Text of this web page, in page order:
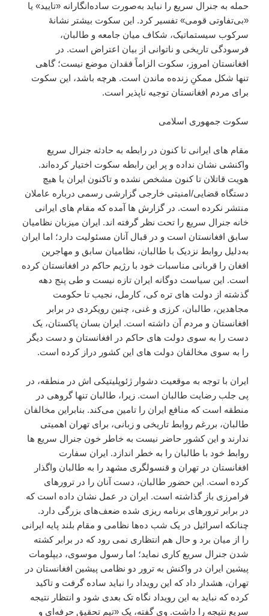
حمله به جنرال سریع را نباید به‌صورت ساده‌انگارانه «تایید» یا
«بی‌تفاوتی قومی» تفسیر کرد. این سکوت بیشتر نشانهٔ
سرکوب سیستماتیک، شکاف میان جامعه و طالبان،
فرسودگی تاریخی و ناتوانی از بیان اعتراض است. در
افغانستان امروز، سکوت الزاماً فقدان موضع نیست؛ گاهی
تنها شکل ممکنِ زنده‌ه ماندن است. هرچه باشد، این سکوت
برای مردم افغانستان توجیه ناپذیر است.
سکوت جمهوری اسلامی
مقام های ایرانی تا کنون در رابطه به حادثه جنرال سریع
واکنشی نشان نداده و پر این رابطه سکوت اختیار کرده‌اند.
هویت قاتلان تا کنون مشخص نشده و تاکنون ایران یا هیچ
دستگاه قضایی/امنیتی خارجی گزارشی رسمی درباره عاملان
منتشر نکرده است. در گزارش ها آمده که مقام های ایرانی
خانه جنرال سریع را تحت نظر گرفته اند. ایران میزبان نظامیان
سابق افغانستان است و در قبال آنان مسئولیت دارد؛ اما ایران
به‌دلیل روابط نزدیک با طالبان، نظامیان سابق و مهاجرین
افغان را قربانی مناسبات خود با رژیم حاکم در افغانستان کرده
است. این سیاست دوگانه ایران تازه نیست و طی پنج دهه
گذشته از دولت های تره کی، کارمل، نجیب تا حکومت
مجاهدین، طالبان، کرزی و غنی، چنین رویکردی در برابر
افغانستان و مردم آن داشته است. ایران بسان پاکستان، یک
دست را به سوی دولت های حاکم در افغانستان و دست دیگر
را به سوی مخالفان دولت های این کشور دراز کرده است.
ایران با توجه به موقعیت دشوار ژئوپلیتیکی اش در منطقه، در
پی جلب رضایت طالبان است. زیرا، طالبان تنها گروهی در
منطقه‌ است که منافع ایران را تامین می‌کند. بنابراین مخالفان
طالبان، بررغم روابط تاریخی و زبانی، برای تهران اهمیتی
ندارند و این کشور حاضر نیست به‌ خاطر خون جنرال سریع ها
روابط خود با طالبان را به خطر اندازد. ایران سفارت
افغانستان در تهران و قنسولگری مشهد را به طالبان واگذار
کرده است. این حضور طالبان، دست آنان را در ترورهای
فرامرزی باز گذاشته است. ایران در عمل نشان داده است که
در برابر ترورهای برنامه ریزی شده ضعف‌های بزرگی دارد.
چنانکه اسرائیل در یک شب ده‌ها نظامی و مقام بلند پایه ایرانی
را از میان برد و حال هم انتظاری نمی رود که در برابر کشته
شدن جنرال سریع کاری نماید؛ اما رسول موسوی، دیپلومات
پیشین ایران در واکنش به ترور دو نظامی پیشین افغانستان در
تهران، هشدار داد که این رویداد را نباید ساده گرفت و تاکید
کرده که نباید به این رویداد نگاه تک‌ بعدی شود و انتظار نتیجه
سریع نتیجه را داشت. وی گفته، یک «تیم تحقیق حرفه‌ای و